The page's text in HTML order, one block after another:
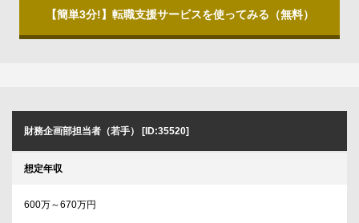
【簡単3分!】転職支援サービスを使ってみる（無料）
財務企画部担当者（若手） [ID:35520]
想定年収
600万～670万円